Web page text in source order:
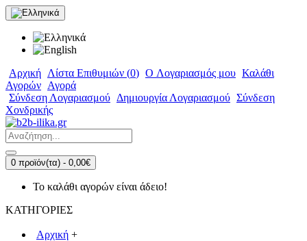
Αρχική Λίστα Επιθυμιών (0) O Λογαριασμός μου Καλάθι
Αγορών Αγορά
Σύνδεση Λογαριασμού Δημιουργία Λογαριασμού Σύνδεση
Χονδρικής
0 προϊόν(τα) - 0,00€
Το καλάθι αγορών είναι άδειο!
ΚΑΤΗΓΟΡΙΕΣ
Αρχική +